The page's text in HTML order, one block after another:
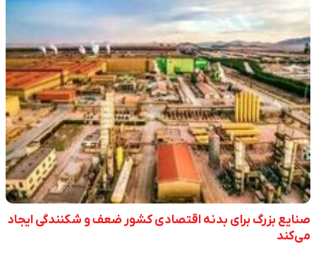
صنایع بزرگ برای بدنه اقتصادی کشور ضعف و شکنندگی ایجاد
می‌کند